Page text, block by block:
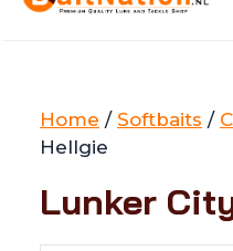
Home / Softbaits /
Hellgie
Lunker